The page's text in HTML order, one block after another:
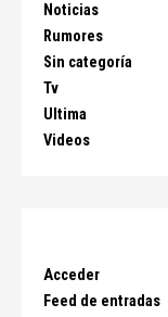
Noticias
Rumores
Sin categoría
Tv
Ultima
Videos
Acceder
Feed de entradas